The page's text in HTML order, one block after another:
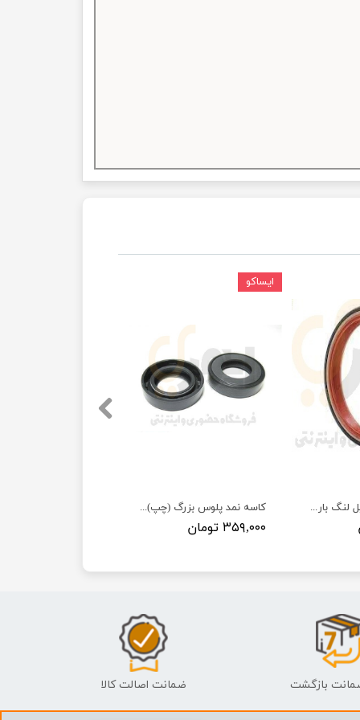
کاسه نمد پلوس بزرگ (چپ) 405-سمند-پارس- ISACO - دیشتونگ اسپارتنر هامبورگ DPH
۳۵۹,۰۰۰ تومان
ایساکو
کاسه نمدعقب میل لنگ باریک 405-سمند-پارس - - ISACO - دیشتونگ اسپارتنر هامبورگ (dph)
ضمانت اصالت کالا